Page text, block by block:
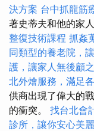
決方案 台中抓龍筋
著史蒂夫和他的家
整復技術課程 抓姦
同類型的養老院，
護，讓家人無後顧
北外燴服務，滿足
供商出現了偉大的
的衝突。 找台北會
診所，讓你安心美麗